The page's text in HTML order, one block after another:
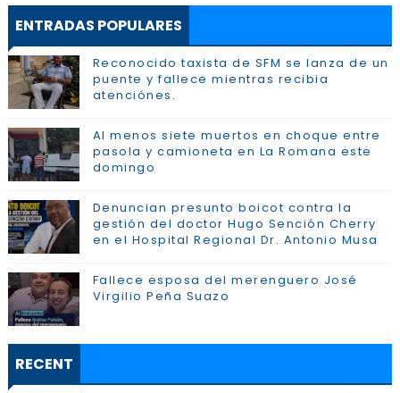
ENTRADAS POPULARES
Reconocido taxista de SFM se lanza de un
puente y fallece mientras recibia
atenciónes.
Al menos siete muertos en choque entre
pasola y camioneta en La Romana este
domingo
Denuncian presunto boicot contra la
gestión del doctor Hugo Sención Cherry
en el Hospital Regional Dr. Antonio Musa
Fallece esposa del merenguero José
Virgilio Peña Suazo
RECENT